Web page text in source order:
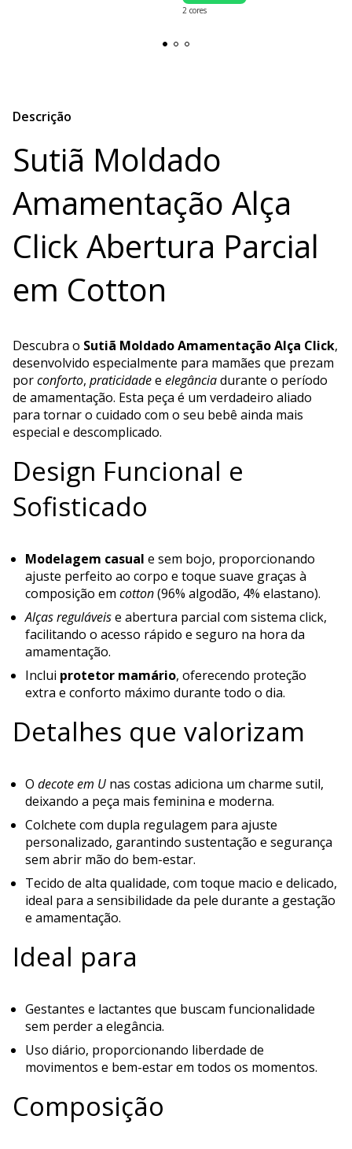
2 cores
Descrição
Sutiã Moldado
Amamentação Alça
Click Abertura Parcial
em Cotton
Descubra o Sutiã Moldado Amamentação Alça Click,
desenvolvido especialmente para mamães que prezam
porconforto, praticidadee elegânciadurante o período
de amamentação. Esta peça é um verdadeiro aliado
para tornar o cuidado com o seu bebê ainda mais
especial e descomplicado.
Design Funcional e
Sofisticado
Modelagem casual e sem bojo, proporcionando
ajuste perfeito ao corpo e toque suave graças à
composição em cotton(96% algodão, 4% elastano).
Alças reguláveise abertura parcial com sistema click,
facilitando o acesso rápido e seguro na hora da
amamentação.
Inclui protetor mamário, oferecendo proteção
extra e conforto máximo durante todo o dia.
Detalhes que valorizam
O decote em U nas costas adiciona um charme sutil,
deixando a peça mais feminina e moderna.
Colchete com dupla regulagem para ajuste
personalizado, garantindo sustentação e segurança
sem abrir mão do bem-estar.
Tecido de alta qualidade, com toque macio e delicado,
ideal para a sensibilidade da pele durante a gestação
e amamentação.
Ideal para
Gestantes e lactantes que buscam funcionalidade
sem perder a elegância.
Uso diário, proporcionando liberdade de
movimentos e bem-estar em todos os momentos.
Composição